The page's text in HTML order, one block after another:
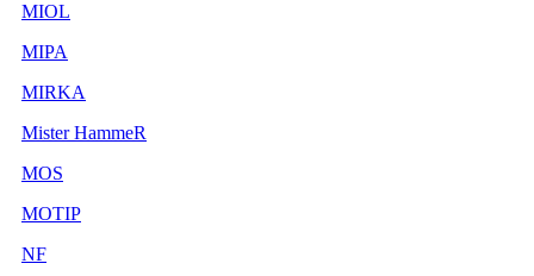
MIOL
MIPA
MIRKA
Mister HammeR
MOS
MOTIP
NF